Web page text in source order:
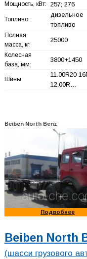
Мощность, кВт: 257; 276
Топливо:
дизельное
топливо
Полная
масса, кг:
25000
Колесная
база, мм:
3800+1450
Шины:
11.00R20
12.00R…
Beiben North Benz
Подробнее
Beiben North
(шасси грузового